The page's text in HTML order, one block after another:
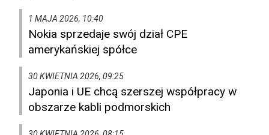
1 MAJA 2026, 10:40
Nokia sprzedaje swój dział CPE
amerykańskiej spółce
30 KWIETNIA 2026, 09:25
Japonia i UE chcą szerszej współpracy w
obszarze kabli podmorskich